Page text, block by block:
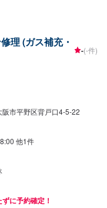
理 (ガス補充・
-(-件)
阪市平野区背戸口4-5-22
他1件
に予約確定！